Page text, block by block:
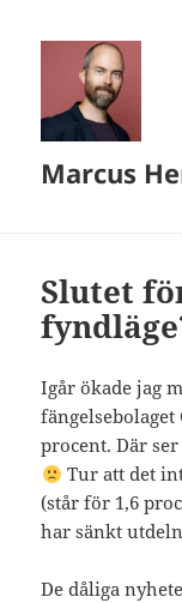
Marcus
Slutet
Igår ökade jag
fängelsebolaget
procent. Där
Tur att det
(står för 1,6
har sänkt
De dåliga